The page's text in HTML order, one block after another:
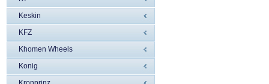
Keskin
KFZ
Khomen Wheels
Konig